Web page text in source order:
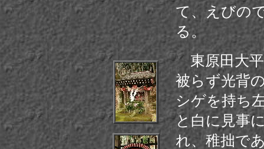
て、えびの
る。
東原田大平
被らず光背
シゲを持ち
と白に見事
れ、稚拙で